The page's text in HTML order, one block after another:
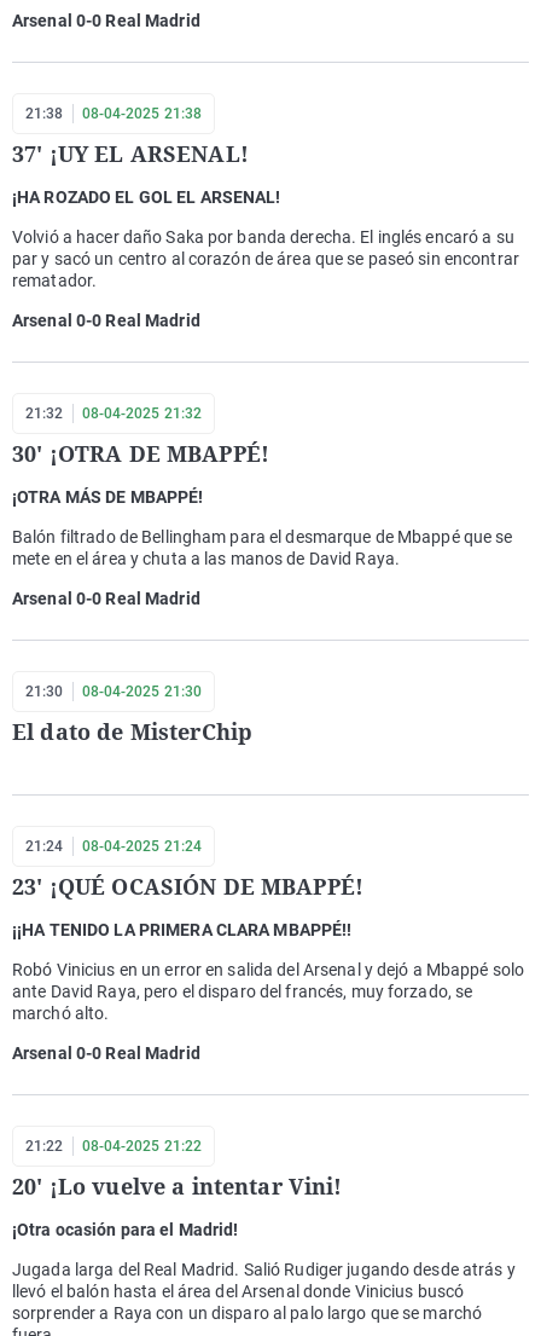
Arsenal 0-0 Real Madrid
21:38 08-04-2025 21:38
37' ¡UY EL ARSENAL!
¡HA ROZADO EL GOL EL ARSENAL!
Volvió a hacer daño Saka por banda derecha. El inglés encaró a su
par y sacó un centro al corazón de área que se paseó sin encontrar
rematador.
Arsenal 0-0 Real Madrid
21:32 08-04-2025 21:32
30' ¡OTRA DE MBAPPÉ!
¡OTRA MÁS DE MBAPPÉ!
Balón filtrado de Bellingham para el desmarque de Mbappé que se
mete en el área y chuta a las manos de David Raya.
Arsenal 0-0 Real Madrid
21:30 08-04-2025 21:30
El dato de MisterChip
21:24 08-04-2025 21:24
23' ¡QUÉ OCASIÓN DE MBAPPÉ!
¡¡HA TENIDO LA PRIMERA CLARA MBAPPÉ!!
Robó Vinicius en un error en salida del Arsenal y dejó a Mbappé solo
ante David Raya, pero el disparo del francés, muy forzado, se
marchó alto.
Arsenal 0-0 Real Madrid
21:22 08-04-2025 21:22
20' ¡Lo vuelve a intentar Vini!
¡Otra ocasión para el Madrid!
Jugada larga del Real Madrid. Salió Rudiger jugando desde atrás y
llevó el balón hasta el área del Arsenal donde Vinicius buscó
sorprender a Raya con un disparo al palo largo que se marchó